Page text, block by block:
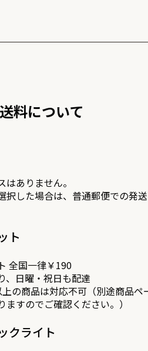
料について
はありません。
択した場合は、普通郵便での発
ト
全国一律￥190
、日曜・祝日も配達
の商品は対応不可（別途商品ペ
ますのでご確認ください。）
クライト